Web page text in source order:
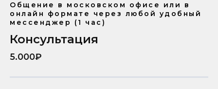
Общение в московском офисе или в
онлайн формате через любой удобный
мессенджер (1 час)
Консультация
5.000₽